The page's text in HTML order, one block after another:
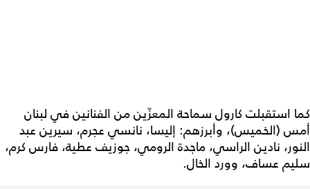
كما استقبلت كارول سماحة المعزّين من الفنانين في لبنان
أمس (الخميس)، وأبرزهم: إليسا، نانسي عجرم، سيرين عبد
النور، نادين الراسي، ماجدة الرومي، جوزيف عطية، فارس كرم،
سليم عساف، وورد الخال.